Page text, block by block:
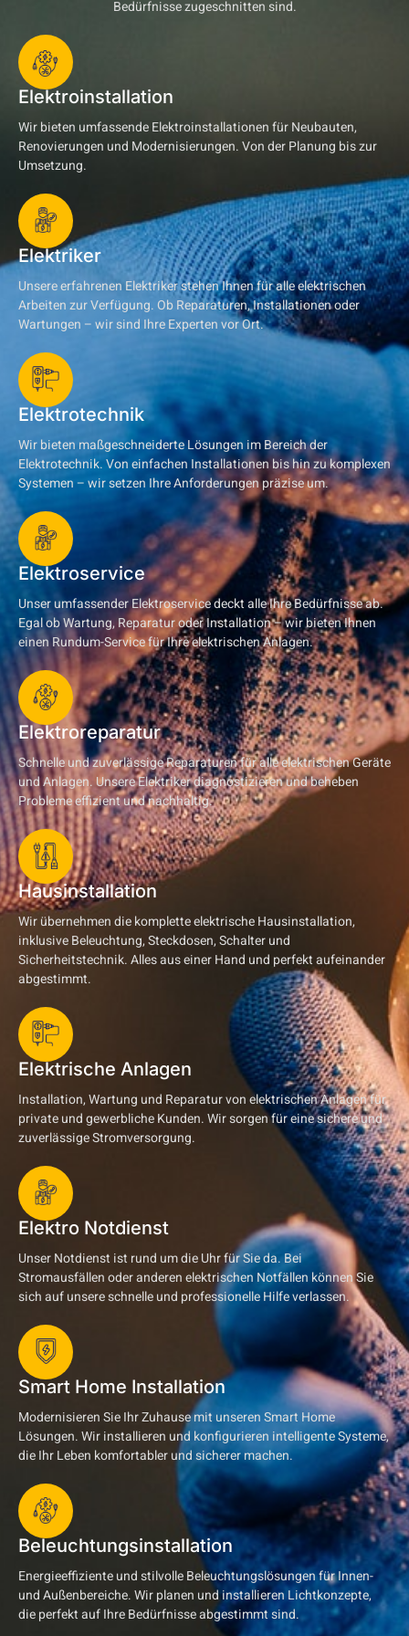
Bedürfnisse zugeschnitten sind.
Elektroinstallation
Wir bieten umfassende Elektroinstallationen für Neubauten,
Renovierungen und Modernisierungen. Von der Planung bis zur
Umsetzung.
Elektriker
Unsere erfahrenen Elektriker stehen Ihnen für alle elektrischen
Arbeiten zur Verfügung. Ob Reparaturen, Installationen oder
Wartungen – wir sind Ihre Experten vor Ort.
Elektrotechnik
Wir bieten maßgeschneiderte Lösungen im Bereich der
Elektrotechnik. Von einfachen Installationen bis hin zu komplexen
Systemen – wir setzen Ihre Anforderungen präzise um.
Elektroservice
Unser umfassender Elektroservice deckt alle Ihre Bedürfnisse ab.
Egal ob Wartung, Reparatur oder Installation – wir bieten Ihnen
einen Rundum-Service für Ihre elektrischen Anlagen.
Elektroreparatur
Schnelle und zuverlässige Reparaturen für alle elektrischen Geräte
und Anlagen. Unsere Elektriker diagnostizieren und beheben
Probleme effizient und nachhaltig.
Hausinstallation
Wir übernehmen die komplette elektrische Hausinstallation,
inklusive Beleuchtung, Steckdosen, Schalter und
Sicherheitstechnik. Alles aus einer Hand und perfekt aufeinander
abgestimmt.
Elektrische Anlagen
Installation, Wartung und Reparatur von elektrischen Anlagen für
private und gewerbliche Kunden. Wir sorgen für eine sichere und
zuverlässige Stromversorgung.
Elektro Notdienst
Unser Notdienst ist rund um die Uhr für Sie da. Bei
Stromausfällen oder anderen elektrischen Notfällen können Sie
sich auf unsere schnelle und professionelle Hilfe verlassen.
Smart Home Installation
Modernisieren Sie Ihr Zuhause mit unseren Smart Home
Lösungen. Wir installieren und konfigurieren intelligente Systeme,
die Ihr Leben komfortabler und sicherer machen.
Beleuchtungsinstallation
Energieeffiziente und stilvolle Beleuchtungslösungen für Innen-
und Außenbereiche. Wir planen und installieren Lichtkonzepte,
die perfekt auf Ihre Bedürfnisse abgestimmt sind.